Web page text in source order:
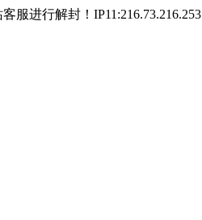
服进行解封！IP11:216.73.216.253